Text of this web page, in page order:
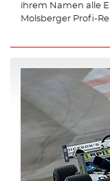
ihrem Namen alle
Molsberger Profi-